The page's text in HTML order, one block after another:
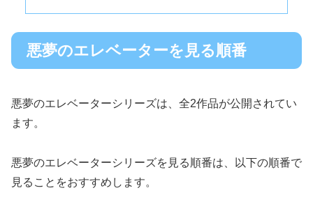
悪夢のエレベーターを見る順番
悪夢のエレベーターシリーズは、全2作品が公開されてい
ます。
悪夢のエレベーターシリーズを見る順番は、以下の順番で
見ることをおすすめします。